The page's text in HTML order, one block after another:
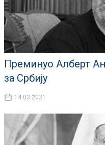
Преминуо Алберт
за Србију
14.03.2021